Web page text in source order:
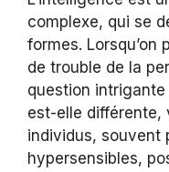
complexe, qui se
formes. Lorsqu’on
de trouble de la
question
est-elle différente,
individus, souvent
hypersensibles,